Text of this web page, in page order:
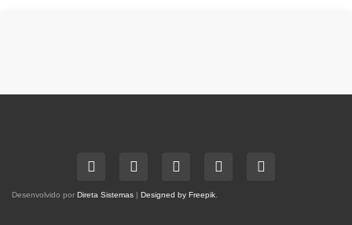
Desenvolvido por Direta Sistemas | Designed by Freepik.